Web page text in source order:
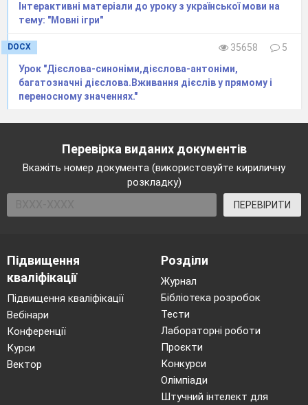
Несправжній
Вихований
Запишіть слова фонетичною
Власне висловлювання (5 б)
Уявіть ситуацію: ви стали учасником диспуту
Вірний друг – то великий скарб».
Напишіть твір-мініатюру, у якому обґрунтуйте
поданим висловом: «
Дружба має різні прояви,
але закон у неї один – вірність
Коцюбинський
Сформулюйте тезу, наведіть
переконливий аргумент, проілюструйте
прикладом з художньої літератури
історичними фактами, сформулюйте висновки.
Інтерактивні матеріали до уроку з української мови на
тему: "Мовні ігри"
DOCX 35658
5
Урок "Дієслова-синоніми,дієслова-антоніми,
багатозначні дієслова.Вживання дієслів у прямому і
переносному значеннях."
Перевірка виданих документів
Вкажіть номер документа (використовуйте кириличну
розкладку)
ПЕРЕВІРИТИ
Підвищення
кваліфікації
Підвищення кваліфікації
Вебінари
Конференції
Курси
Вектор
Розділи
Журнал
Бібліотека розробок
Тести
Лабораторні роботи
Проєкти
Конкурси
Олімпіади
Штучний інтелект для